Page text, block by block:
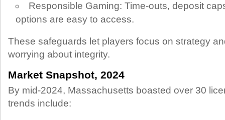
Responsible Gaming: Time‑outs, deposit
options are easy to access.
These safeguards let players focus on strategy
worrying about integrity.
Market Snapshot, 2024
By mid‑2024, Massachusetts boasted over 30
trends include: